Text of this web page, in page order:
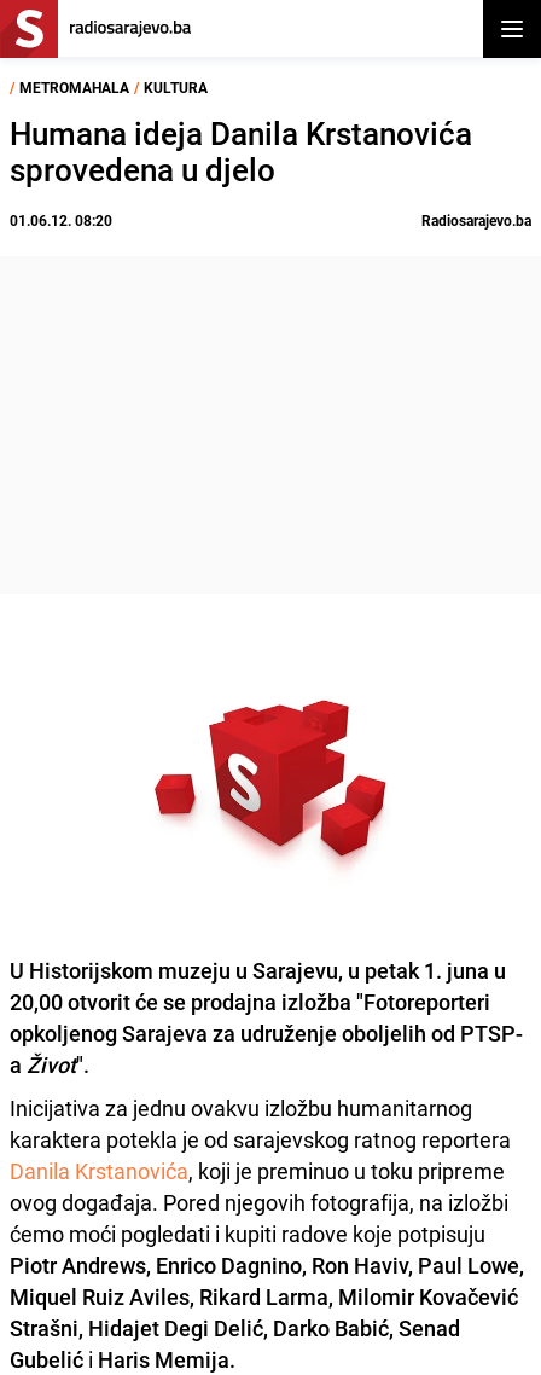
/ METROMAHALA / KULTURA
Humana ideja Danila Krstanovića
sprovedena u djelo
01.06.12. 08:20 Radiosarajevo.ba
U Historijskom muzeju u Sarajevu, u petak 1. juna u
20,00otvorit će se prodajna izložba "Fotoreporteri
opkoljenog Sarajeva za udruženje oboljelih od PTSP-
a Život".
Inicijativa za jednu ovakvu izložbu humanitarnog
karaktera potekla je od sarajevskog ratnog reportera
Danila Krstanovića, koji je preminuo u toku pripreme
ovog događaja. Pored njegovih fotografija, na izložbi
ćemo moći pogledati i kupiti radove koje potpisuju
Piotr Andrews, Enrico Dagnino, Ron Haviv, Paul Lowe,
Miquel Ruiz Aviles, Rikard Larma, Milomir Kovačević
Strašni, Hidajet Degi Delić, Darko Babić, Senad
Gubelić i Haris Memija.